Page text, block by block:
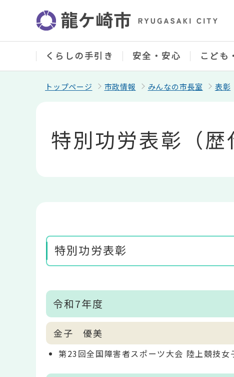
ジ
くらしの手引き 安全・安心 こども
トップページ 市政情報 みんなの市長室 表彰
特別功労表彰（歴
特別功労表彰
令和7年度
金子 優美
第23回全国障害者スポーツ大会 陸上競技